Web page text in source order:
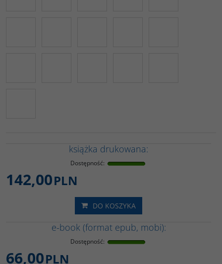
książka drukowana:
Dostępność:
142,00PLN
DO KOSZYKA
e-book (format epub, mobi):
Dostępność:
66,00PLN